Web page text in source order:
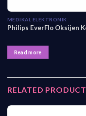
MEDIKAL ELEKTRONIK
Philips EverFlo Oksijen
Read more
RELATED